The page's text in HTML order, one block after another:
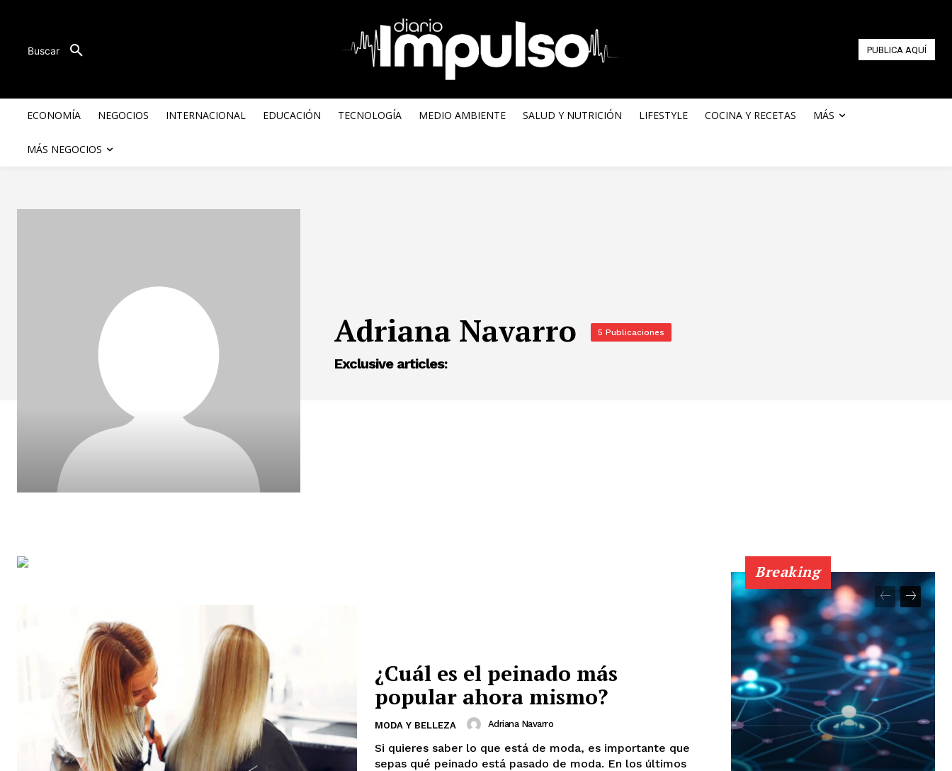
Buscar PUBLICA AQUÍ
ECONOMÍA NEGOCIOS INTERNACIONAL EDUCACIÓN TECNOLOGÍA MEDIO AMBIENTE SALUD Y NUTRICIÓN LIFESTYLE COCINA Y RECETAS MÁS
MÁS NEGOCIOS
Adriana Navarro 5 Publicaciones
Exclusive articles:
¿Cuál es el peinado más
popular ahora mismo?
MODA Y BELLEZA Adriana Navarro
Si quieres saber lo que está de moda, es importante que
sepas qué peinado está pasado de moda. En los últimos
Breaking